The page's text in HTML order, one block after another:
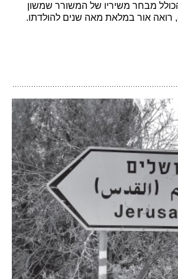
מבחר משיריו של המשורר שמשון
(2000-1909), רואה אור במלאת מאה שנים להולדתו.